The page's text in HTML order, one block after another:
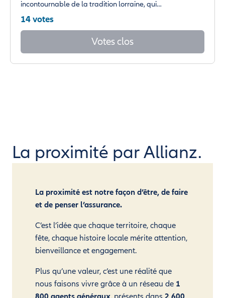
incontournable de la tradition lorraine, qui…
14 votes
Votes clos
La proximité par Allianz.
La proximité est notre façon d’être, de faire
et de penser l’assurance.
C’est l’idée que chaque territoire, chaque
fête, chaque histoire locale mérite attention,
bienveillance et engagement.
Plus qu’une valeur, c’est une réalité que
nous faisons vivre grâce à un réseau de 1